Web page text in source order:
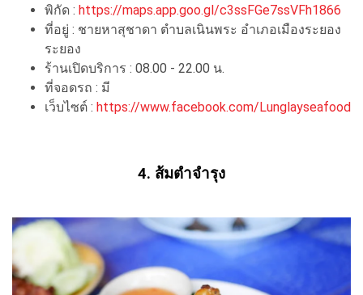
พิกัด : https://maps.app.goo.gl/c3ssFGe7ssVFh1866
ที่อยู่ : ชายหาสุชาดา ตำบลเนินพระ อำเภอเมืองระยอง
ระยอง
ร้านเปิดบริการ : 08.00 - 22.00 น.
ที่จอดรถ : มี
เว็บไซต์ : https://www.facebook.com/Lunglayseafood
4. ส้มตำจำรุง